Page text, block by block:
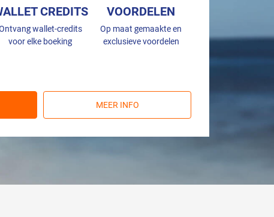
CREDITS
wallet-credits
voor elke boeking
VOORDELEN
Op maat gemaakte en
exclusieve voordelen
MEER INFO